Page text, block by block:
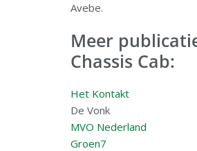
Avebe.
Meer
Chassis Cab:
Het Kontakt
De Vonk
MVO Nederland
Groen7